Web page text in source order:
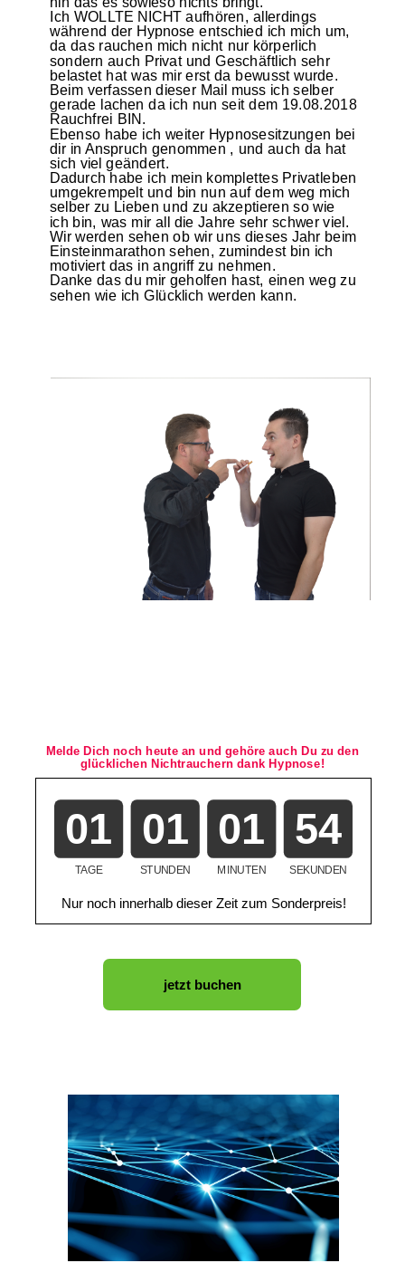
Ich WOLLTE NICHT aufhören, allerdings
während der Hypnose entschied ich mich um,
da das rauchen mich nicht nur körperlich
sondern auch Privat und Geschäftlich sehr
belastet hat was mir erst da bewusst wurde.
Beim verfassen dieser Mail muss ich selber
gerade lachen da ich nun seit dem 19.08.2018
Rauchfrei BIN.
Ebenso habe ich weiter Hypnosesitzungen bei
dir in Anspruch genommen , und auch da hat
sich viel geändert.
Dadurch habe ich mein komplettes Privatleben
umgekrempelt und bin nun auf dem weg mich
selber zu Lieben und zu akzeptieren so wie
ich bin, was mir all die Jahre sehr schwer viel.
Wir werden sehen ob wir uns dieses Jahr beim
Einsteinmarathon sehen, zumindest bin ich
motiviert das in angriff zu nehmen.
Danke das du mir geholfen hast, einen weg zu
sehen wie ich Glücklich werden kann.
Melde Dich noch heute an und gehöre auch Du zu den
glücklichen Nichtrauchern dank Hypnose!
jetzt buchen
01
TAGE
01
STUNDEN
01
MINUTEN
52
SEKUNDEN
Nur noch innerhalb dieser Zeit zum Sonderpreis!